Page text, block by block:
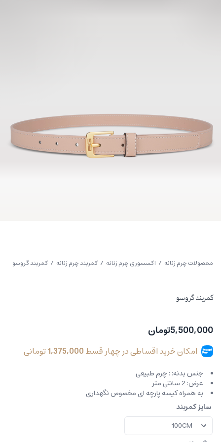
محصولات چرم زنانه / اکسسوری چرم زنانه / کمربند چرم زنانه / کمربند گروسو
کمربند گروسو
5,500,000تومان
امکان خرید اقساطی در چهار قسط1,375,000تومانی
جنس بدنه: : چرم طبیعی
عرض: 2 سانتی متر
به همراه کیسه پارچه ای مخصوص نگهداری
سایز کمربند